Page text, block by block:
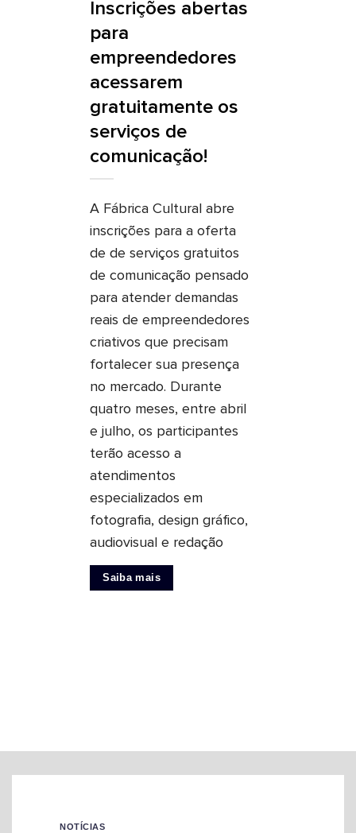
Inscrições abertas
para
empreendedores
acessarem
gratuitamente os
serviços de
comunicação!
A Fábrica Cultural abre
inscrições para a oferta
de de serviços gratuitos
de comunicação pensado
para atender demandas
reais de empreendedores
criativos que precisam
fortalecer sua presença
no mercado. Durante
quatro meses, entre abril
e julho, os participantes
terão acesso a
atendimentos
especializados em
fotografia, design gráfico,
audiovisual e redação
Saiba mais
NOTÍCIAS